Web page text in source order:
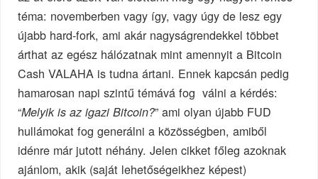
téma: novemberben vagy így, vagy úgy de lesz egy
újabb hard-fork, ami akár nagyságrendekkel többet
árthat az egész hálózatnak mint amennyit a Bitcoin
Cash VALAHA is tudna ártani. Ennek kapcsán pedig
hamarosan napi szintű témává fog válni a kérdés:
“Melyik is az igazi Bitcoin?” ami olyan újabb FUD
hullámokat fog generálni a közösségben, amiből
idénre már jutott néhány. Jelen cikket főleg azoknak
ajánlom, akik (saját lehetőségeikhez képest)